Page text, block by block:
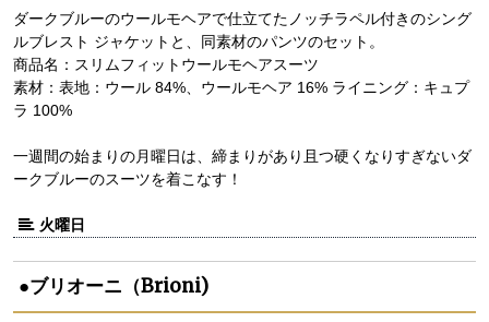
ダークブルーのウールモヘアで仕立てたノッチラペル付きのシング
ルブレスト ジャケットと、同素材のパンツのセット。
商品名：スリムフィットウールモヘアスーツ
素材：表地：ウール 84%、ウールモヘア 16% ライニング：キュプ
ラ 100%
一週間の始まりの月曜日は、締まりがあり且つ硬くなりすぎないダ
ークブルーのスーツを着こなす！
火曜日
●ブリオーニ（Brioni)